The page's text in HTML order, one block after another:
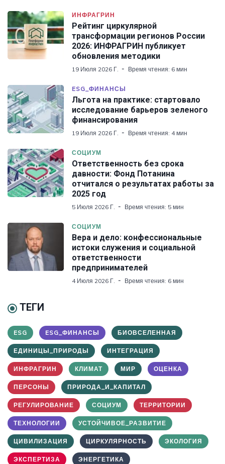
ИНФРАГРИН
Рейтинг циркулярной
трансформации регионов России
2026: ИНФРАГРИН публикует
обновления методики
19 Июля 2026 Г. Время чтения: 6 мин
ESG_ФИНАНСЫ
Льгота на практике: стартовало
исследование барьеров зеленого
финансирования
19 Июля 2026 Г. Время чтения: 4 мин
СОЦИУМ
Ответственность без срока
давности: Фонд Потанина
отчитался о результатах работы за
2025 год
5 Июля 2026 Г. Время чтения: 5 мин
СОЦИУМ
Вера и дело: конфессиональные
истоки служения и социальной
ответственности
предпринимателей
4 Июля 2026 Г. Время чтения: 6 мин
ТЕГИ
ESG ESG_ФИНАНСЫ БИОВСЕЛЕННАЯ
ЕДИНИЦЫ_ПРИРОДЫ ИНТЕГРАЦИЯ
ИНФРАГРИН КЛИМАТ МИР ОЦЕНКА
ПЕРСОНЫ ПРИРОДА_И_КАПИТАЛ
РЕГУЛИРОВАНИЕ СОЦИУМ ТЕРРИТОРИИ
ТЕХНОЛОГИИ УСТОЙЧИВОЕ_РАЗВИТИЕ
ЦИВИЛИЗАЦИЯ ЦИРКУЛЯРНОСТЬ ЭКОЛОГИЯ
ЭКСПЕРТИЗА ЭНЕРГЕТИКА